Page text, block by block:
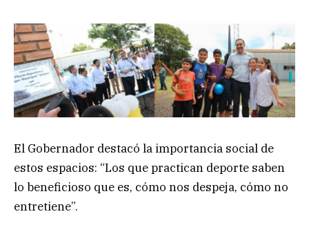
El Gobernador destacó la importancia social de
estos espacios: “Los que practican deporte saben
lo beneficioso que es, cómo nos despeja, cómo no
entretiene”.